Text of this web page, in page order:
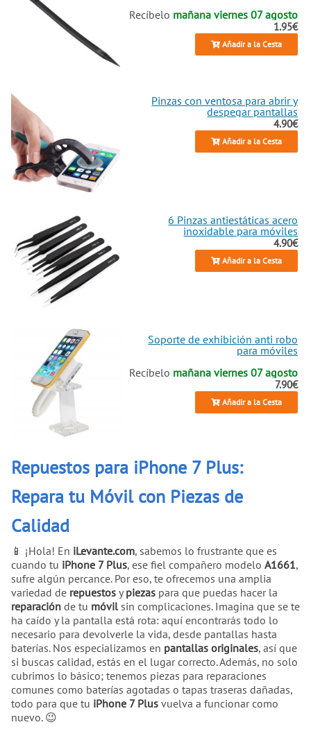
Recíbelo mañana viernes 07 agosto
1.95€
Añadir a la Cesta
Pinzas con ventosa para abrir y
despegar pantallas
4.90€
Añadir a la Cesta
6 Pinzas antiestáticas acero
inoxidable para móviles
4.90€
Añadir a la Cesta
Soporte de exhibición anti robo
para móviles
Recíbelo mañana viernes 07 agosto
7.90€
Añadir a la Cesta
Repuestos para iPhone 7 Plus:
Repara tu Móvil con Piezas de
Calidad
📱 ¡Hola! En iLevante.com, sabemos lo frustrante que es
cuando tu iPhone 7 Plus, ese fiel compañero modelo A1661,
sufre algún percance. Por eso, te ofrecemos una amplia
variedad de repuestos ypiezas para que puedas hacer la
reparación de tu móvil sin complicaciones. Imagina que se te
ha caído y la pantalla está rota: aquí encontrarás todo lo
necesario para devolverle la vida, desde pantallas hasta
baterías. Nos especializamos en pantallas originales, así que
si buscas calidad, estás en el lugar correcto. Además, no solo
cubrimos lo básico; tenemos piezas para reparaciones
comunes como baterías agotadas o tapas traseras dañadas,
todo para que tu iPhone 7 Plus vuelva a funcionar como
nuevo. 😉